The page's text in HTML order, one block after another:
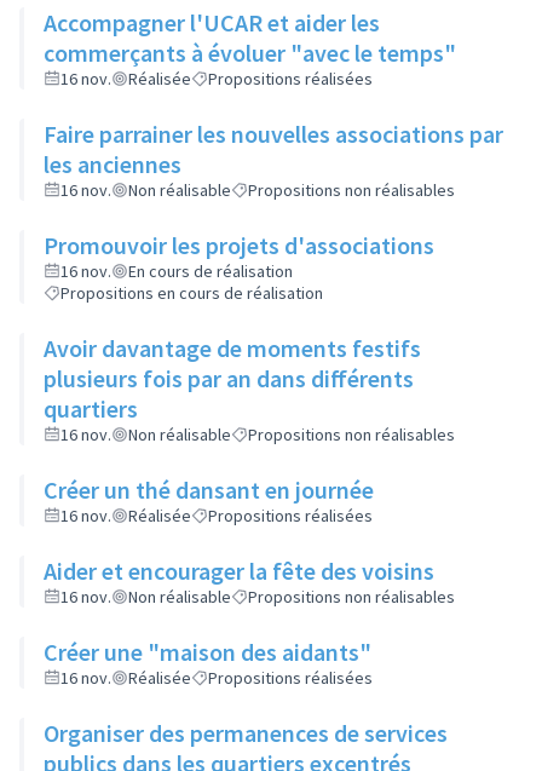
Accompagner l'UCAR et aider les
commerçants à évoluer "avec le temps"
16 nov. Réalisée Propositions réalisées
Faire parrainer les nouvelles associations par
les anciennes
16 nov. Non réalisable Propositions non réalisables
Promouvoir les projets d'associations
16 nov.
En cours de réalisation
Propositions en cours de réalisation
Avoir davantage de moments festifs
plusieurs fois par an dans différents
quartiers
16 nov. Non réalisable Propositions non réalisables
Créer un thé dansant en journée
16 nov. Réalisée Propositions réalisées
Aider et encourager la fête des voisins
16 nov. Non réalisable Propositions non réalisables
Créer une "maison des aidants"
16 nov. Réalisée Propositions réalisées
Organiser des permanences de services
publics dans les quartiers excentrés